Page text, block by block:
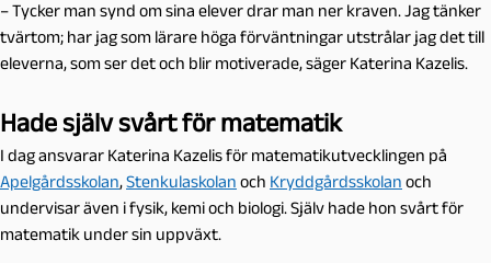
– Tycker man synd om sina elever drar man ner kraven. Jag tänker
tvärtom; har jag som lärare höga förväntningar utstrålar jag det till
eleverna, som ser det och blir motiverade, säger Katerina Kazelis.
Hade själv svårt för matematik
I dag ansvarar Katerina Kazelis för matematikutvecklingen på
Apelgårdsskolan,Stenkulaskolan och Kryddgårdsskolan och
undervisar även i fysik, kemi och biologi. Själv hade hon svårt för
matematik under sin uppväxt.